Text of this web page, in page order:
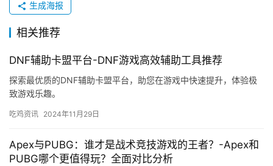
生成海报
相关推荐
DNF辅助卡盟平台-DNF游戏高效辅助工具推荐
探索最优质的DNF辅助卡盟平台，助您在游戏中快速提升，体验极
致游戏乐趣。
吃鸡资讯 2024年11月29日
Apex与PUBG：谁才是战术竞技游戏的王者？-Apex和
PUBG哪个更值得玩？全面对比分析